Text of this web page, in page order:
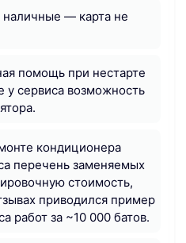
наличные — карта не
помощь при нестарте
у сервиса возможность
кондиционера
перечень заменяемых
стоимость,
приводился пример
работ за ~10 000 батов.